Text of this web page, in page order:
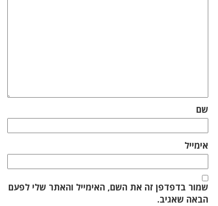
שם
אימייל
שמור בדפדפן זה את השם, האימייל והאתר שלי לפעם
הבאה שאגיב.